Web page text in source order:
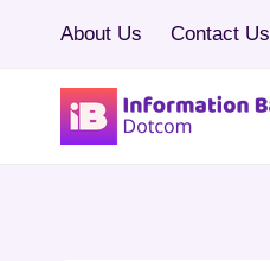
content
About Us Contact Us